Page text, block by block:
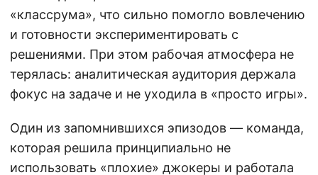
«классрума», что сильно помогло вовлечению
и готовности экспериментировать с
решениями. При этом рабочая атмосфера не
терялась: аналитическая аудитория держала
фокус на задаче и не уходила в «просто игры».
Один из запомнившихся эпизодов — команда,
которая решила принципиально не
использовать «плохие» джокеры и работала